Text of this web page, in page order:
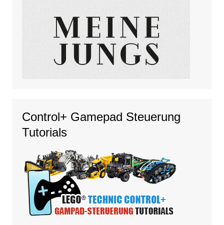
Control+ Gamepad Steuerung
Tutorials